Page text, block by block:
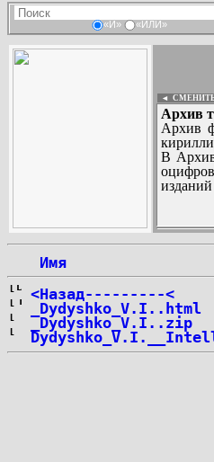
«И» «ИЛИ»
◄
Архив
Архив
В
...
Имя
<Назад---------<
_Dydyshko_V.I..html
_Dydyshko_V.I..zip